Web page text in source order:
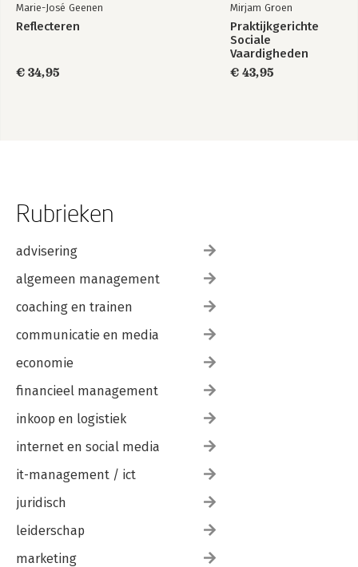
Marie-José Geenen
Reflecteren
€ 34,95
Mirjam Groen
Praktijkgerichte
Sociale
Vaardigheden
€ 43,95
Rubrieken
advisering
algemeen management
coaching en trainen
communicatie en media
economie
financieel management
inkoop en logistiek
internet en social media
it-management / ict
juridisch
leiderschap
marketing